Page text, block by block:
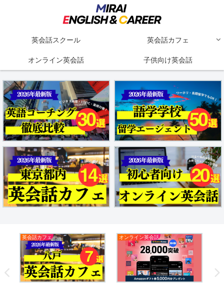
英会話スクール 英会話カフェ
オンライン英会話 子供向け英会話
オンライン英会話 英会話カフェ